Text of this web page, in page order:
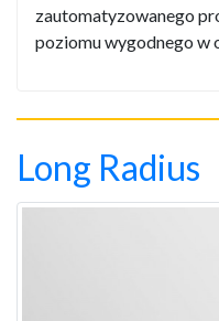
zautomatyzowanego
poziomu wygodnego w
Long Radius